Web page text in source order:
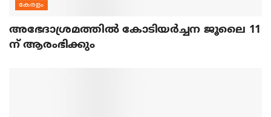
കേരളം
അഭേദാശ്രമത്തില്‍ കോടിയര്‍ച്ചന ജൂലൈ 11
ന് ആരംഭിക്കും